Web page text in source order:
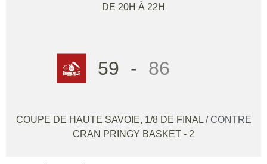
DE 20H À 22H
59 - 86
COUPE DE HAUTE SAVOIE, 1/8 DE FINAL / CONTRE
CRAN PRINGY BASKET - 2